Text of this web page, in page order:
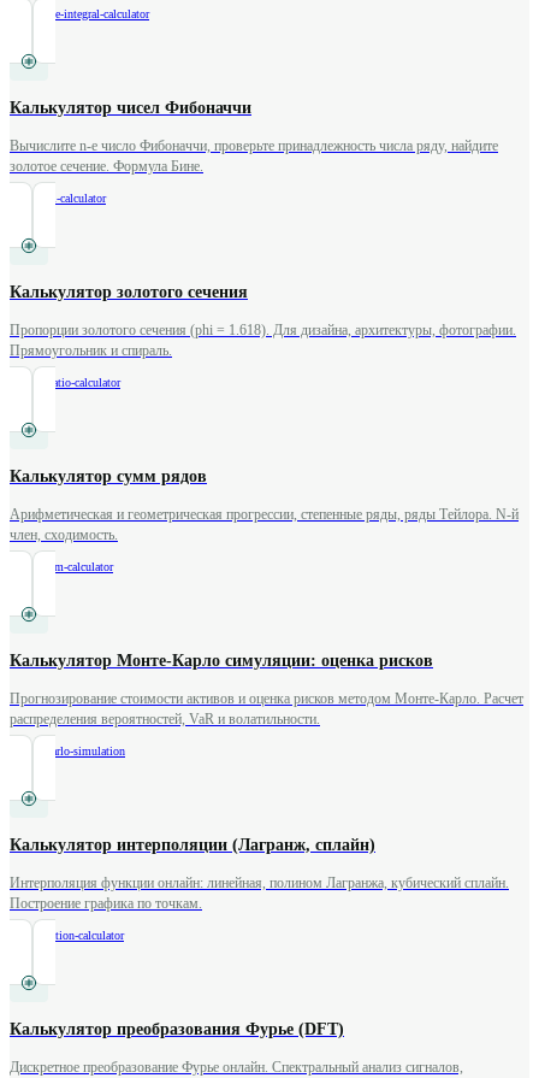
derivative-integral-calculator
Калькулятор чисел Фибоначчи
Вычислите n-е число Фибоначчи, проверьте принадлежность числа ряду, найдите
золотое сечение. Формула Бине.
fibonacci-calculator
Калькулятор золотого сечения
Пропорции золотого сечения (phi = 1.618). Для дизайна, архитектуры, фотографии.
Прямоугольник и спираль.
golden-ratio-calculator
Калькулятор сумм рядов
Арифметическая и геометрическая прогрессии, степенные ряды, ряды Тейлора. N-й
член, сходимость.
series-sum-calculator
Калькулятор Монте-Карло симуляции: оценка рисков
Прогнозирование стоимости активов и оценка рисков методом Монте-Карло. Расчет
распределения вероятностей, VaR и волатильности.
monte-carlo-simulation
Калькулятор интерполяции (Лагранж, сплайн)
Интерполяция функции онлайн: линейная, полином Лагранжа, кубический сплайн.
Построение графика по точкам.
interpolation-calculator
Калькулятор преобразования Фурье (DFT)
Дискретное преобразование Фурье онлайн. Спектральный анализ сигналов,